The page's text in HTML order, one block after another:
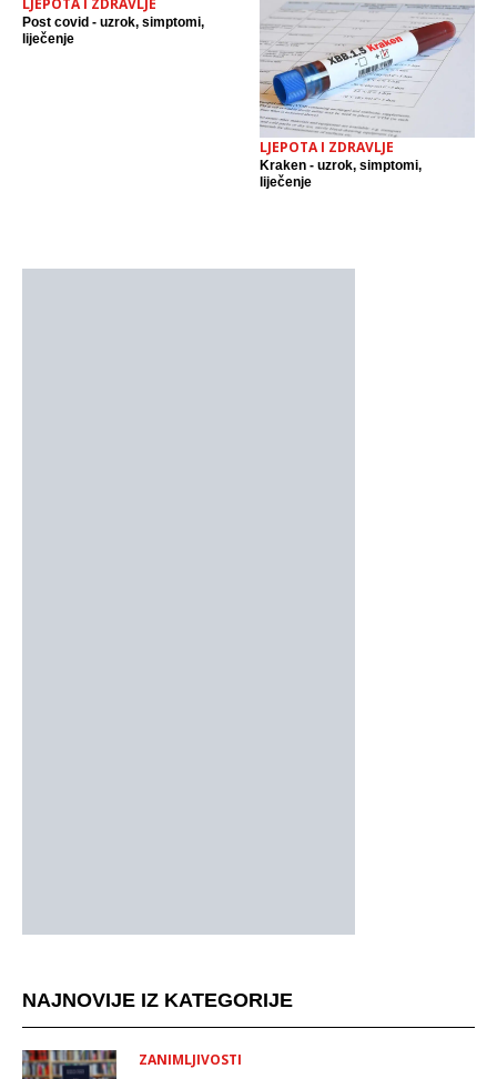
Post covid - uzrok, simptomi,
liječenje
LJEPOTA I ZDRAVLJE
Kraken - uzrok, simptomi,
liječenje
NAJNOVIJE IZ KATEGORIJE
ZANIMLJIVOSTI